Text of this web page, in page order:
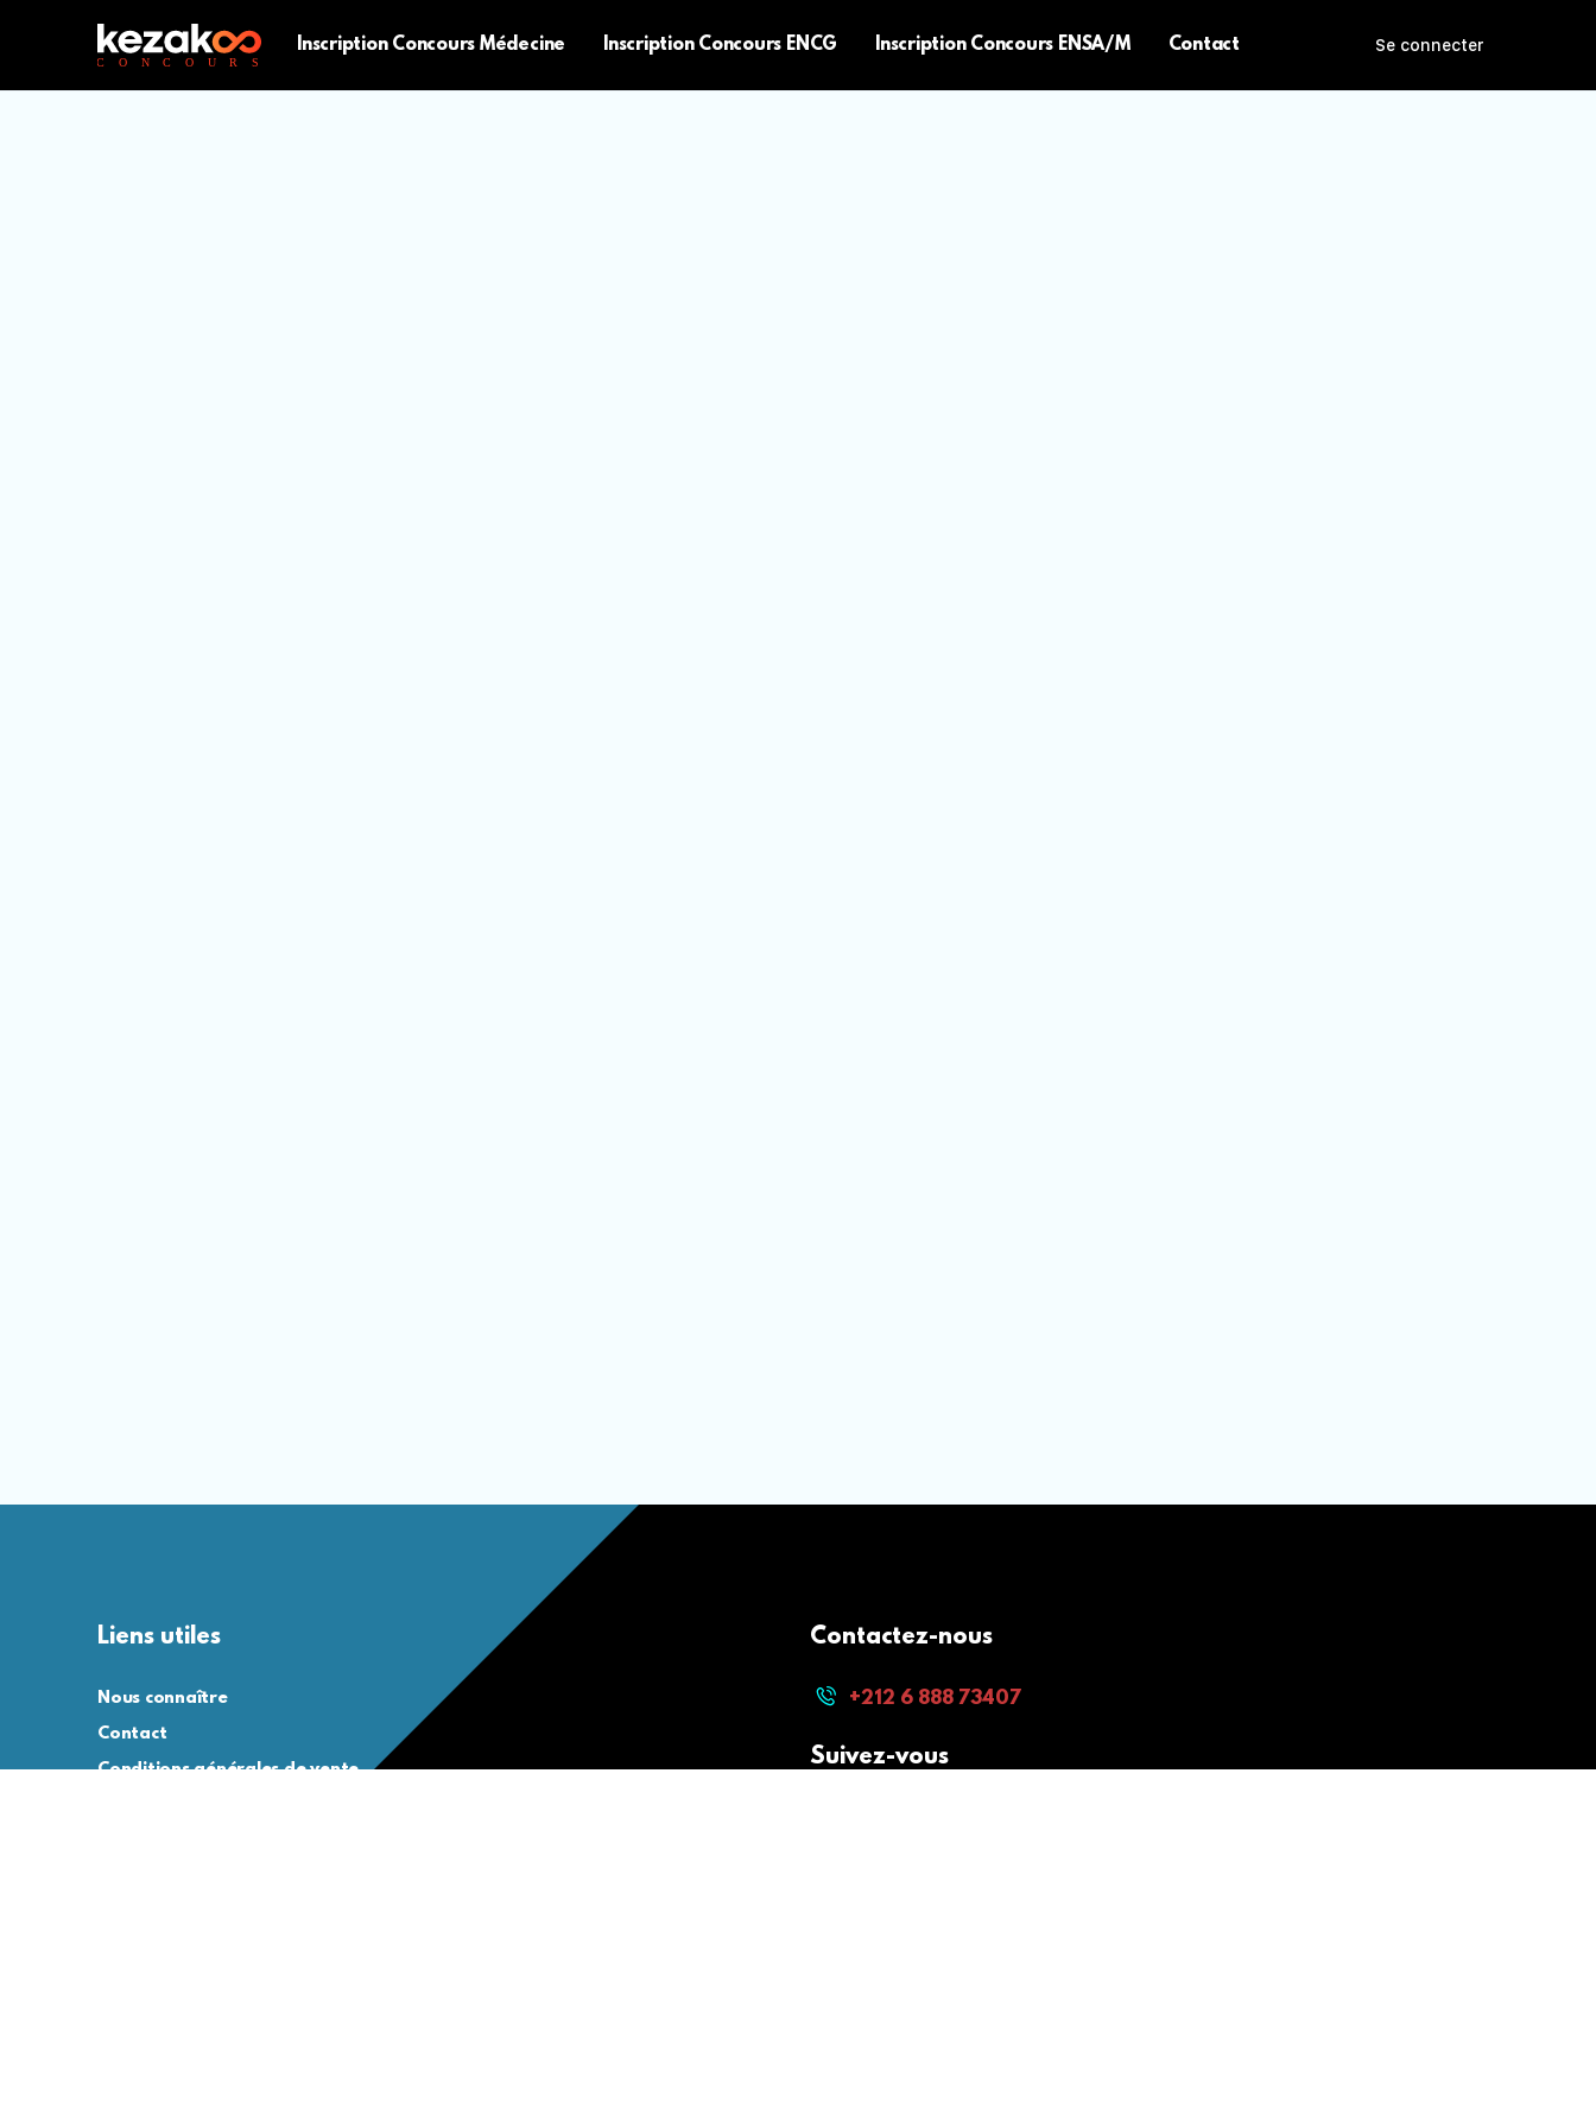
Inscription Concours Médecine Inscription Concours ENCG Inscription Concours ENSA/M Contact Se connecter
Liens utiles
Nous connaître
Contact
Conditions générales de vente
Contactez-nous
+212 6 888 73407
Suivez-vous